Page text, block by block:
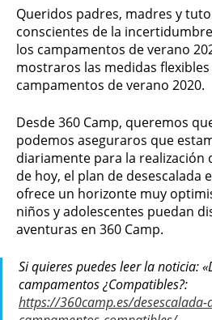
Queridos padres, madres y
conscientes de la
los campamentos de verano
mostraros las medidas
campamentos de verano 2020.
Desde 360 Camp, queremos
podemos aseguraros que
diariamente para la realización
de hoy, el plan de desescalada
ofrece un horizonte muy
niños y adolescentes puedan
aventuras en 360 Camp.
Si quieres puedes leer la noticia:
campamentos ¿Compatibles?:
https://360camp.es/desescalada-